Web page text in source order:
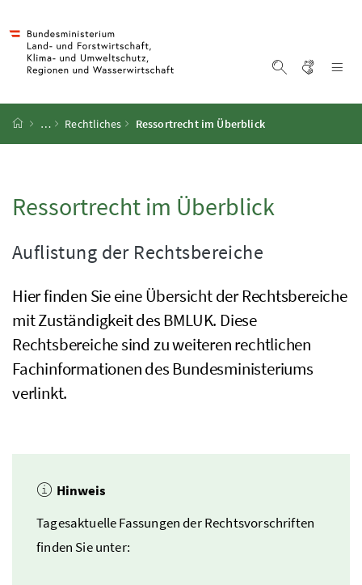
Startseite
… Rechtliches Ressortrecht im Überblick
Ressortrecht im Überblick
Auflistung der Rechtsbereiche
Hier finden Sie eine Übersicht der Rechtsbereiche
mit Zuständigkeit desBMLUK. Diese
Rechtsbereiche sind zu weiteren rechtlichen
Fachinformationen des Bundesministeriums
verlinkt.
Hinweis
Tagesaktuelle Fassungen der Rechtsvorschriften
finden Sie unter: